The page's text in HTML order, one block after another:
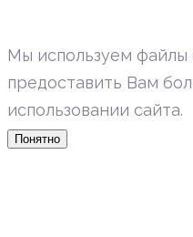
Мы используем файлы
предоставить Вам
использовании сайта.
Понятно